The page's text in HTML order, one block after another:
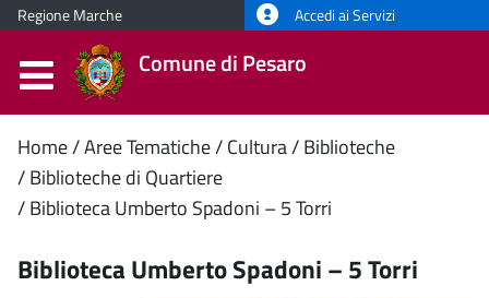
Regione Marche Accedi ai Servizi
Comune di Pesaro
Contenuto
principale
Home Aree Tematiche Cultura Biblioteche
Biblioteche di Quartiere
Biblioteca Umberto Spadoni – 5 Torri
Biblioteca Umberto Spadoni – 5 Torri